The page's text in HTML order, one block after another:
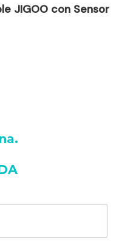
JIGOO con Sensor
.